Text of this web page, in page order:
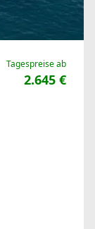
Tagespreise ab
2.645 €